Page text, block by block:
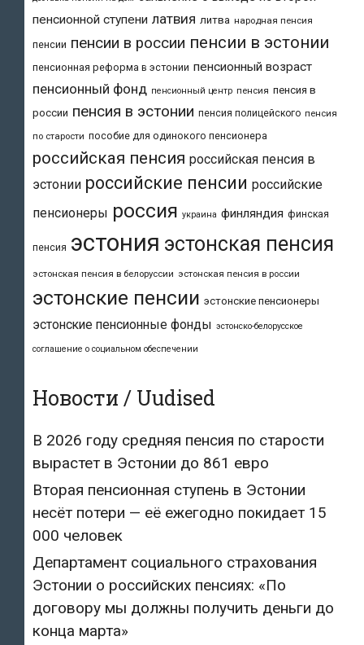
пенсионной ступени латвия литва народная пенсия
пенсии пенсии в россии пенсии в эстонии
пенсионная реформа в эстонии пенсионный возраст
пенсионный фонд пенсионный центр пенсия пенсия в
россии пенсия в эстонии пенсия полицейского пенсия
по старости пособие для одинокого пенсионера
российская пенсия российская пенсия в
эстонии российские пенсии российские
пенсионеры россия украина финляндия финская
пенсия эстония эстонская пенсия
эстонская пенсия в белоруссии эстонская пенсия в россии
эстонские пенсии эстонские пенсионеры
эстонские пенсионные фонды эстонско-белорусское
соглашение о социальном обеспечении
Новости / Uudised
В 2026 году средняя пенсия по старости
вырастет в Эстонии до 861 евро
Вторая пенсионная ступень в Эстонии
несёт потери — её ежегодно покидает 15
000 человек
Департамент социального страхования
Эстонии о российских пенсиях: «По
договору мы должны получить деньги до
конца марта»